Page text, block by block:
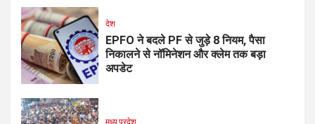
देश
EPFO ने बदले PF से जुड़े 8 नियम, पैसा
निकालने से नॉमिनेशन और क्लेम तक बड़ा
अपडेट
मध्य प्रदेश